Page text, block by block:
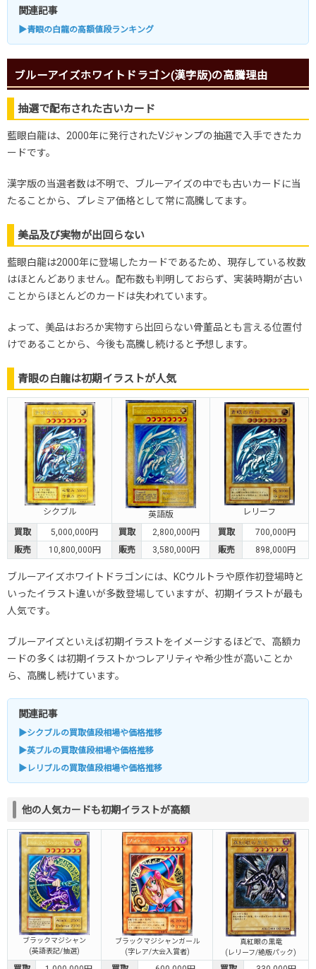
関連記事
▶青眼の白龍の高額値段ランキング
ブルーアイズホワイトドラゴン(漢字版)の高騰理由
抽選で配布された古いカード
藍眼白龍は、2000年に発行されたVジャンプの抽選で入手できたカ
ードです。
漢字版の当選者数は不明で、ブルーアイズの中でも古いカードに当
たることから、プレミア価格として常に高騰してます。
美品及び実物が出回らない
藍眼白龍は2000年に登場したカードであるため、現存している枚数
はほとんどありません。配布数も判明しておらず、実装時期が古い
ことからほとんどのカードは失われています。
よって、美品はおろか実物すら出回らない骨董品とも言える位置付
けであることから、今後も高騰し続けると予想します。
青眼の白龍は初期イラストが人気
シクブル 英語版 レリーフ
買取 5,000,000円 買取 2,800,000円 買取
700,000円
販売
10,800,000円 販売 3,580,000円 販売 898,000円
ブルーアイズホワイトドラゴンには、KCウルトラや原作初登場時と
いったイラスト違いが多数登場していますが、初期イラストが最も
人気です。
ブルーアイズといえば初期イラストをイメージするほどで、高額カ
ードの多くは初期イラストかつレアリティや希少性が高いことか
ら、高騰し続けています。
関連記事
▶シクブルの買取値段相場や価格推移
▶英ブルの買取値段相場や価格推移
▶レリブルの買取値段相場や価格推移
他の人気カードも初期イラストが高額
ブラックマジシャン
(英語表記/抽選)
ブラックマジシャンガール
(字レア/大会入賞者)
真紅眼の黒竜
(レリーフ/絶版パック)